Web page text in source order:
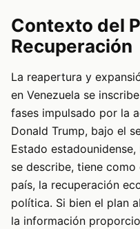
Contexto del
Recuperación
La reapertura y
en Venezuela se
fases impulsado por la
Donald Trump, bajo el
Estado
se describe, tiene
país, la recuperación
política. Si bien el plan
la información